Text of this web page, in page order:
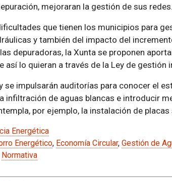
mejoraran la gestión de sus
que tienen los municipios para
y también del impacto del
depuradoras, la Xunta se proponen
así lo quieran a través de la Ley de gestión
se impulsarán auditorías para conocer el
infiltración de aguas blancas e introducir
por ejemplo, la instalación de placas
Energética
Energético, Economía Circular, Gestión de
Normativa